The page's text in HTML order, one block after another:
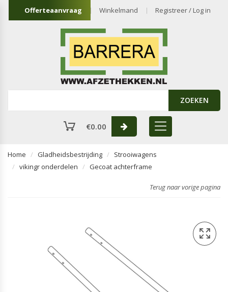
Offerteaanvraag Winkelmand Registreer / Log in
ZOEKEN
€0.00
Home Gladheidsbestrijding
Strooiwagens
vikingr onderdelen
Gecoat achterframe
Terug naar vorige pagina